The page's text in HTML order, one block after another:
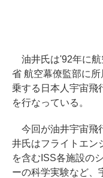
油井氏は'92年に航
省 航空幕僚監部に
乗する日本人宇宙飛
を行なっている。
今回が油井宇宙飛
井氏はフライトエン
を含むISS各施設の
ーの科学実験など、